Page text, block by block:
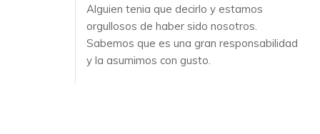
Alguien tenia que decirlo y estamos
orgullosos de haber sido nosotros.
Sabemos que es una gran responsabilidad
y la asumimos con gusto.